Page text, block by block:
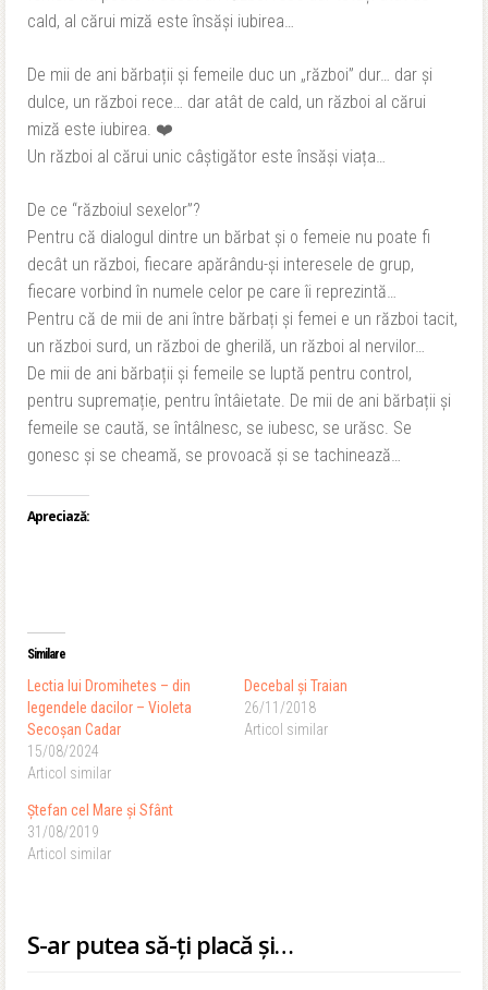
cald, al cărui miză este însăși iubirea…
De mii de ani bărbații și femeile duc un „război” dur… dar și
dulce, un război rece… dar atât de cald, un război al cărui
miză este iubirea. ❤️
Un război al cărui unic câștigător este însăși viața…
De ce “războiul sexelor”?
Pentru că dialogul dintre un bărbat și o femeie nu poate fi
decât un război, fiecare apărându-și interesele de grup,
fiecare vorbind în numele celor pe care îi reprezintă…
Pentru că de mii de ani între bărbați și femei e un război tacit,
un război surd, un război de gherilă, un război al nervilor…
De mii de ani bărbații și femeile se luptă pentru control,
pentru supremație, pentru întâietate. De mii de ani bărbații și
femeile se caută, se întâlnesc, se iubesc, se urăsc. Se
gonesc și se cheamă, se provoacă și se tachinează…
Apreciază:
Similare
Lectia lui Dromihetes – din
legendele dacilor – Violeta
Secoşan Cadar
15/08/2024
Articol similar
Decebal și Traian
26/11/2018
Articol similar
Ștefan cel Mare și Sfânt
31/08/2019
Articol similar
S-ar putea să-ți placă și…